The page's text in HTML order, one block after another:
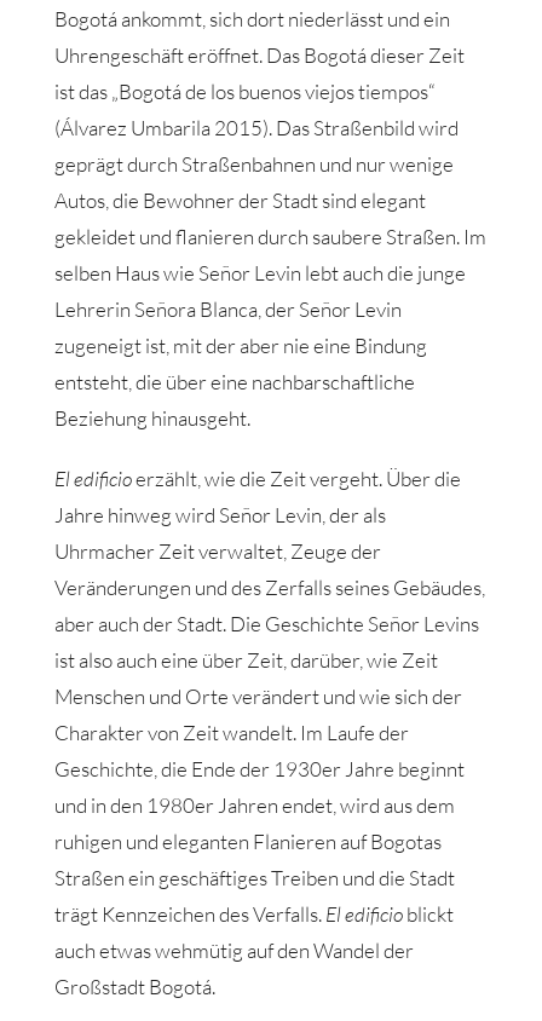
Bogotá ankommt, sich dort niederlässt und ein
Uhrengeschäft eröffnet. Das Bogotá dieser Zeit
ist das „Bogotá de los buenos viejos tiempos“
(Álvarez Umbarila 2015). Das Straßenbild wird
geprägt durch Straßenbahnen und nur wenige
Autos, die Bewohner der Stadt sind elegant
gekleidet und flanieren durch saubere Straßen. Im
selben Haus wie Señor Levin lebt auch die junge
Lehrerin Señora Blanca, der Señor Levin
zugeneigt ist, mit der aber nie eine Bindung
entsteht, die über eine nachbarschaftliche
Beziehung hinausgeht.
El edificioerzählt, wie die Zeit vergeht. Über die
Jahre hinweg wird Señor Levin, der als
Uhrmacher Zeit verwaltet, Zeuge der
Veränderungen und des Zerfalls seines Gebäudes,
aber auch der Stadt. Die Geschichte Señor Levins
ist also auch eine über Zeit, darüber, wie Zeit
Menschen und Orte verändert und wie sich der
Charakter von Zeit wandelt. Im Laufe der
Geschichte, die Ende der 1930er Jahre beginnt
und in den 1980er Jahren endet, wird aus dem
ruhigen und eleganten Flanieren auf Bogotas
Straßen ein geschäftiges Treiben und die Stadt
trägt Kennzeichen des Verfalls.El edificioblickt
auch etwas wehmütig auf den Wandel der
Großstadt Bogotá.